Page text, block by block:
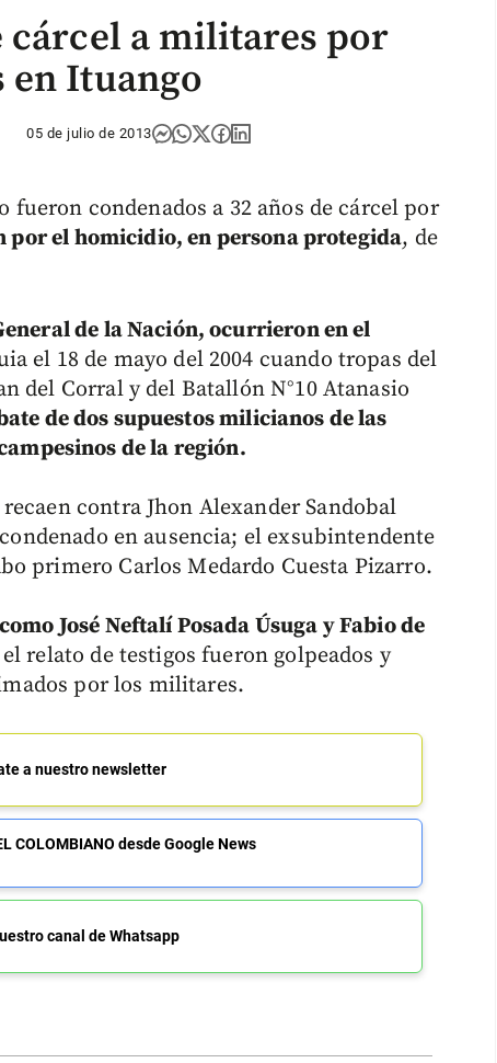
cárcel a militares por
en Ituango
05 de julio de 2013
condenados a 32 años de cárcel por
por el homicidio, en persona protegida, de
de la Nación, ocurrieron en el
el 18 de mayo del 2004 cuando tropas del
del Corral y del Batallón N°10 Atanasio
de dos supuestos milicianos de las
de la región.
contra Jhon Alexander Sandobal
en ausencia; el exsubintendente
primero Carlos Medardo Cuesta Pizarro.
José Neftalí Posada Úsuga y Fabio de
relato de testigos fueron golpeados y
por los militares.
a nuestro newsletter
COLOMBIANO desde Google News
canal de Whatsapp